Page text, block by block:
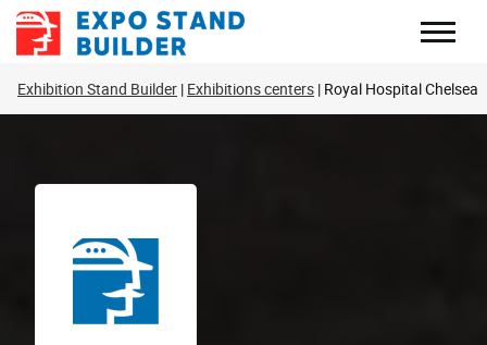
Zum
Inhalt
Exhibition Stand Builder Exhibitions centers Royal Hospital Chelsea